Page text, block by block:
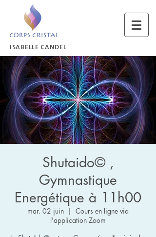
ISABELLE CANDEL
Shutaido© ,
Gymnastique
Energétique à 11h00
mar. 02 juin
  |
Cours en ligne via
l'application Zoom